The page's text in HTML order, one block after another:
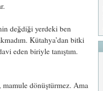
değdiği yerdeki ben
Kütahya’dan bitki
eden biriyle tanıştım.
dönüştürmez. Ama